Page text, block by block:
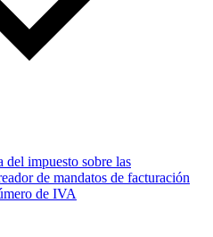
del impuesto sobre las
de mandatos de facturación
de IVA